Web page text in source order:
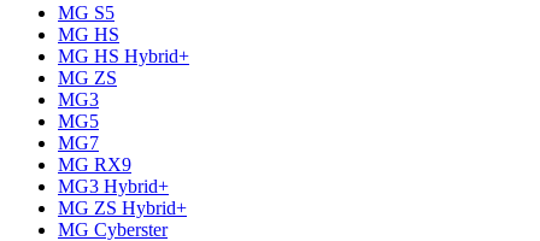
MG S5
MG HS
MG HS Hybrid+
MG ZS
MG3
MG5
MG7
MG RX9
MG3 Hybrid+
MG ZS Hybrid+
MG Cyberster